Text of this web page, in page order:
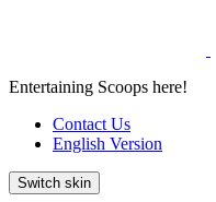
Entertaining Scoops here!
Contact Us
English Version
Switch skin